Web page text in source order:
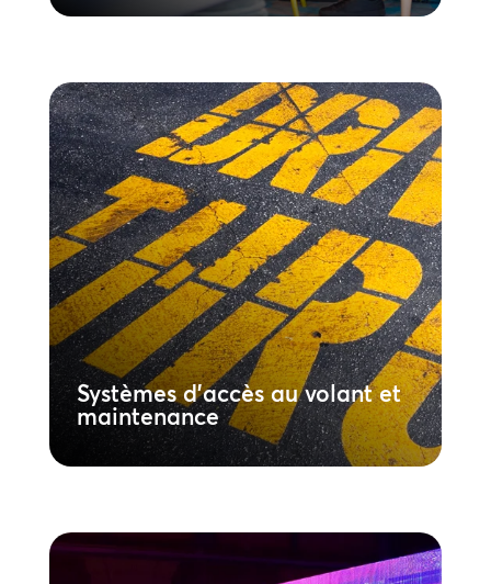
Systèmes d'accès au volant et
maintenance
Systèmes d’accès au volant et
maintenance
Garantissez des performances constantes
sur l’ensemble de votre réseau. Nos plans
de maintenance complets et notre réseau
national de techniciens garantissent une
disponibilité et une efficacité maximales
pour vos opérations de restauration
rapide à haut volume.
En savoir plus